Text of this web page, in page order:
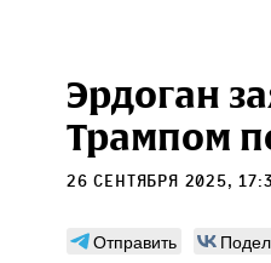
Эрдоган
Трампом
26 сентября 2025,
Отправить